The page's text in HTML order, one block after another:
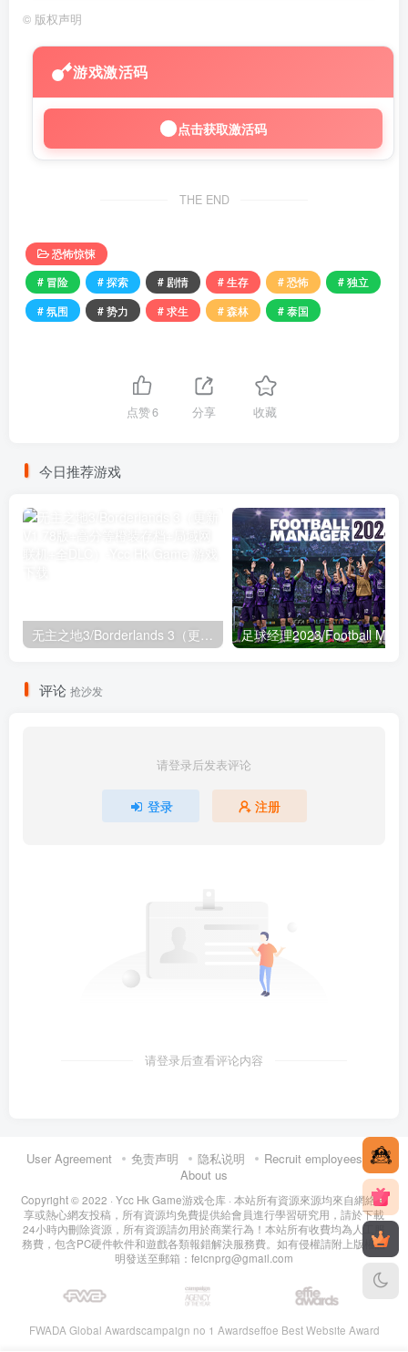
© 版权声明
游戏激活码
点击获取激活码
THE END
恐怖惊悚
# 冒险
# 探索 # 剧情 # 生存 # 恐怖
# 独立
# 氛围
# 势力 # 求生 # 森林 # 泰国
点赞6 分享 收藏
今日推荐游戏
评论 抢沙发
请登录后发表评论
登录 注册
请登录后查看评论内容
User Agreement 免责声明 隐私说明
Recruit employees
About us
Copyright © 2022 · Ycc Hk Game游戏仓库 · 本站所有資源來源均來自網絡分
享或熱心網友投稿，所有資源均免費提供給會員進行學習研究用，請於下載
24小時內刪除資源，所有資源請勿用於商業行為！本站所有收費均為人工服
務費，包含PC硬件軟件和遊戲各類報錯解決服務費。如有侵權請附上版權證
明發送至郵箱：feicnprg@gmail.com
FWADA Global Awardscampaign no 1 Awardseffoe Best Website Award